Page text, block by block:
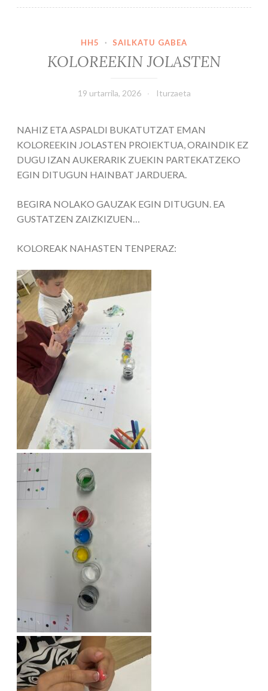
HH5 · SAILKATU GABEA
KOLOREEKIN JOLASTEN
19 urtarrila, 2026 Iturzaeta
NAHIZ ETA ASPALDI BUKATUTZAT EMAN
KOLOREEKIN JOLASTEN PROIEKTUA, ORAINDIK EZ
DUGU IZAN AUKERARIK ZUEKIN PARTEKATZEKO
EGIN DITUGUN HAINBAT JARDUERA.
BEGIRA NOLAKO GAUZAK EGIN DITUGUN. EA
GUSTATZEN ZAIZKIZUEN…
KOLOREAK NAHASTEN TENPERAZ: